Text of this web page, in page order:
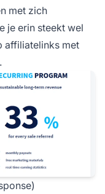
met zich
je erin steekt wel
affiliatelinks met